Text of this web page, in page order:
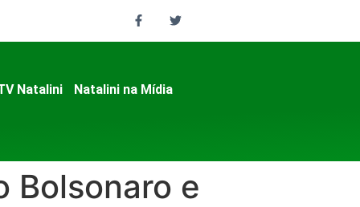
Natalini
Natalini na Mídia
Bolsonaro e